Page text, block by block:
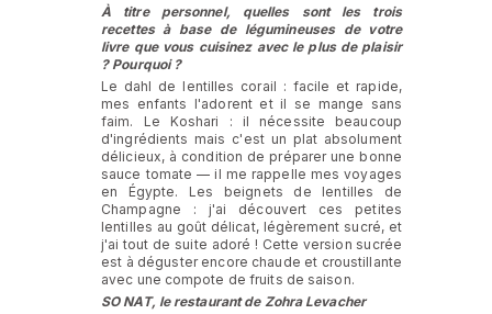
À titre personnel, quelles sont les trois
recettes à base de légumineuses de votre
livre que vous cuisinez avec le plus de plaisir
? Pourquoi ?
Le dahl de lentilles corail : facile et rapide,
mes enfants l'adorent et il se mange sans
faim. Le Koshari : il nécessite beaucoup
d'ingrédients mais c'est un plat absolument
délicieux, à condition de préparer une bonne
sauce tomate — il me rappelle mes voyages
en Égypte. Les beignets de lentilles de
Champagne : j'ai découvert ces petites
lentilles au goût délicat, légèrement sucré, et
j'ai tout de suite adoré ! Cette version sucrée
est à déguster encore chaude et croustillante
avec une compote de fruits de saison.
SO NAT, le restaurant de Zohra Levacher